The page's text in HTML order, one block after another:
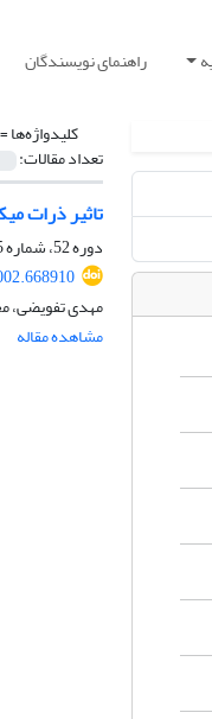
راهنمای نویسندگان
کلیدواژه‌ها
تعداد مقالات:
تاثیر ذرات
دوره 52، شماره 5، مرداد 1400، صفحه
مهدی تفویضی،
مشاهده مقاله